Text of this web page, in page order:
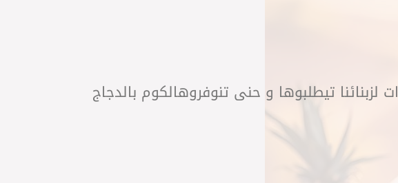
لزبنائنا تيطلبوها و حنى تنوفروهالكوم بالدجاج